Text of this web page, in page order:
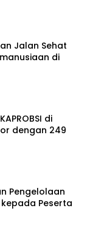
Jalan Sehat
di
di
dengan 249
Pengelolaan
Peserta